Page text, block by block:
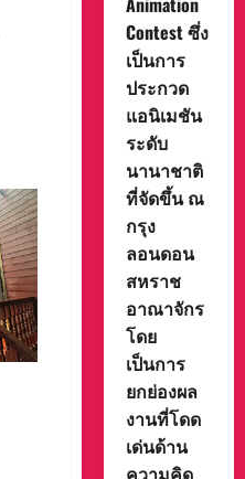
Contest ซึ่ง
เป็นการ
ประกวด
แอนิเมชัน
ระดับ
นานาชาติ
ที่จัดขึ้น ณ
กรุง
ลอนดอน
สหราช
อาณาจักร
โดย
เป็นการ
ยกย่องผล
งานที่โดด
เด่นด้าน
ความคิด